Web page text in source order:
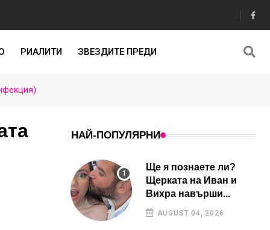
РИАЛИТИ ЗВЕЗДИТЕ ПРЕДИ
НАЙ-ПОПУЛЯРНИ
Ще я познаете ли?
Щерката на Иван и
Вихра навърши...
AUGUST 04, 2026